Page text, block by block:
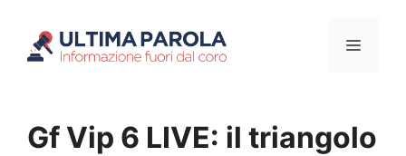
Menu
Gf Vip 6 LIVE: il triangolo